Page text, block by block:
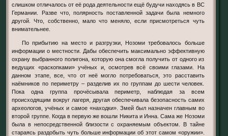
слишком отличалось от её рода деятельности ещё будучи находясь в ВС
Германии. Разве что, полярность поставленной задачи была немного
другой. Что, собственно, мало что меняло, если присмотреться чуть
внимательнее.
По прибытию на место и разгрузки, Нозоми требовалось больше
информации о местности. Дабы обеспечить максимально эффективную
охрану выбранного полигона, которую она смогла получить от одного из
ведущих «раскопками» учёных и, осмотрев всё своими глазами. На
данном этапе, все, что от неё могло потребоваться, это расставить
наёмников по периметру – разделив их по группам до шести человек.
Пока одна группа прочёсывала периметр, наблюдая за всем
происходящим вокруг лагеря, другая обеспечивала безопасность самих
археологов, учёных и самое «находки». Змей был назначен главным во
второй группе. Когда в первую же вошли Никита и Инна. Сама же Нозоми
была в непосредственной близости с охраняемым объектом. В тайне
стараясь раздобыть чуть больше информации об этот самом «оружии».